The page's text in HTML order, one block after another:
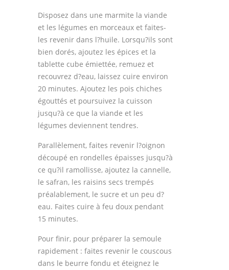
Disposez dans une marmite la viande
et les légumes en morceaux et faites-
les revenir dans l?huile. Lorsqu?ils sont
bien dorés, ajoutez les épices et la
tablette cube émiettée, remuez et
recouvrez d?eau, laissez cuire environ
20 minutes. Ajoutez les pois chiches
égouttés et poursuivez la cuisson
jusqu?à ce que la viande et les
légumes deviennent tendres.
Parallèlement, faites revenir l?oignon
découpé en rondelles épaisses jusqu?à
ce qu?il ramollisse, ajoutez la cannelle,
le safran, les raisins secs trempés
préalablement, le sucre et un peu d?
eau. Faites cuire à feu doux pendant
15 minutes.
Pour finir, pour préparer la semoule
rapidement : faites revenir le couscous
dans le beurre fondu et éteignez le